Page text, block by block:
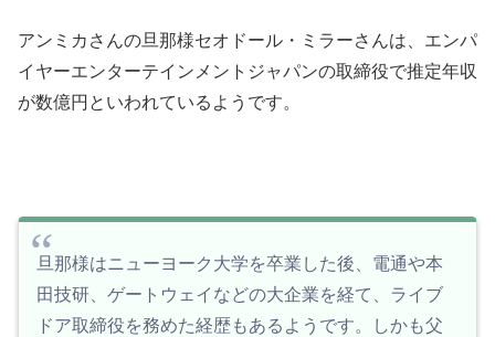
アンミカさんの旦那様セオドール・ミラーさんは、エンパ
イヤーエンターテインメントジャパンの取締役で推定年収
が数億円といわれているようです。
旦那様はニューヨーク大学を卒業した後、電通や本
田技研、ゲートウェイなどの大企業を経て、ライブ
ドア取締役を務めた経歴もあるようです。しかも父